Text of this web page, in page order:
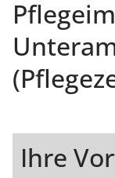
Ihre